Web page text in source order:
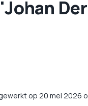
op 20 mei 2026